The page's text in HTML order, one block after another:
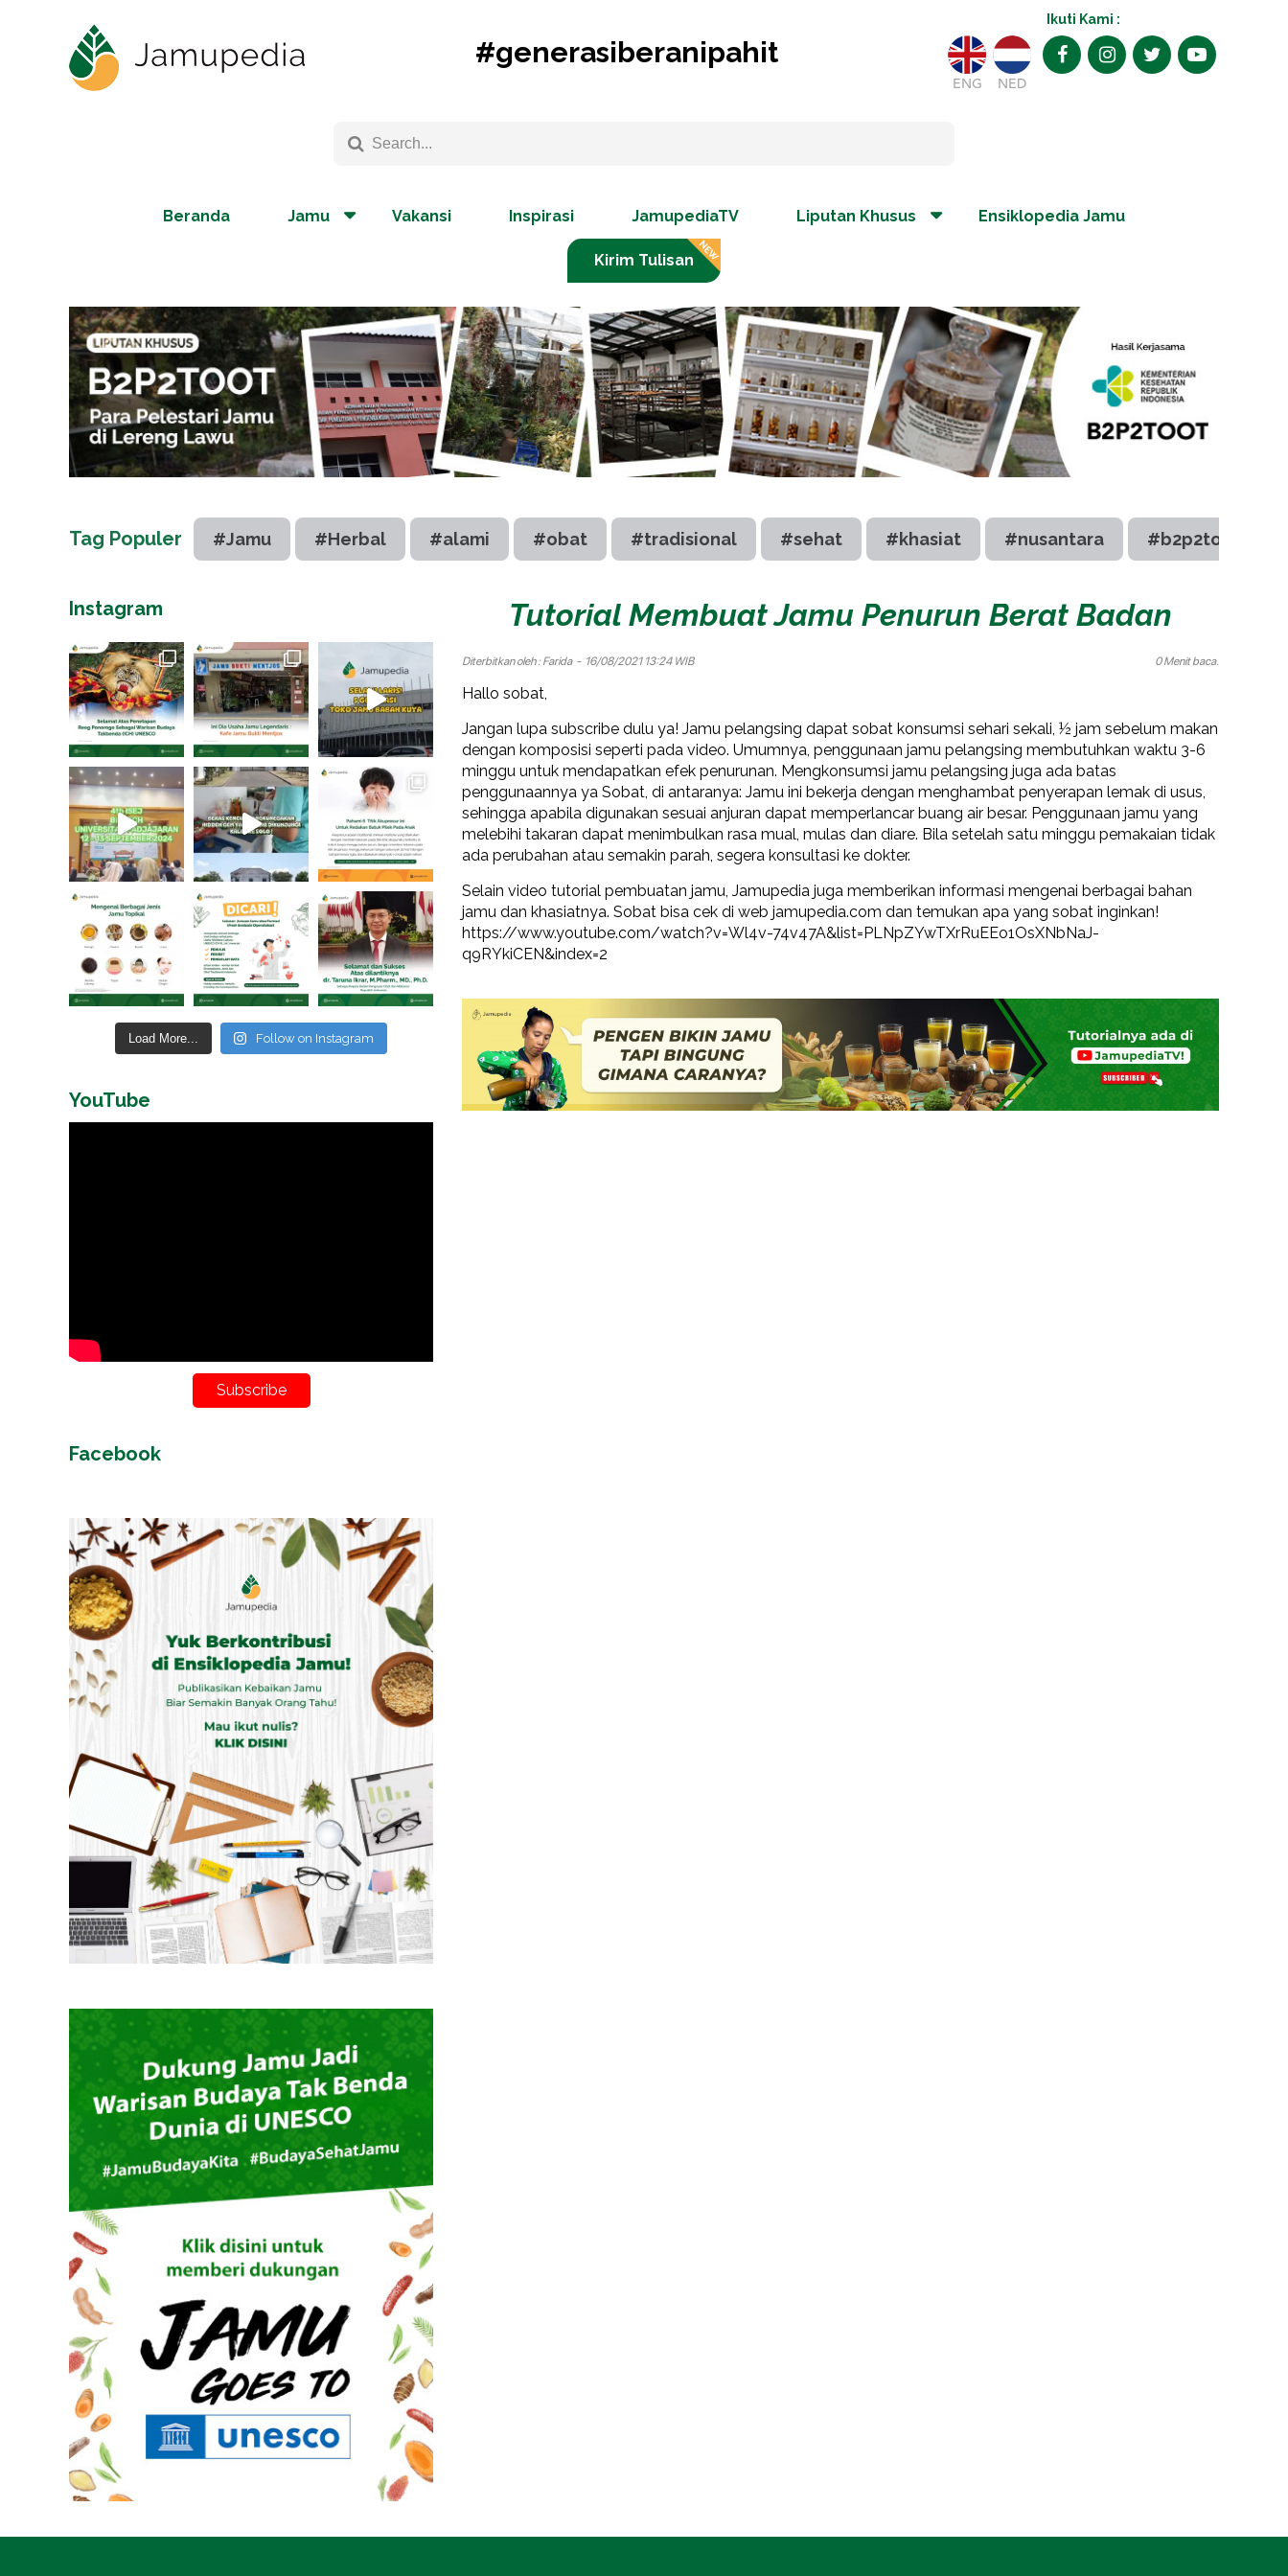
#generasiberanipahit
Ikuti Kami :
ENG NED
Beranda Jamu Vakansi Inspirasi JamupediaTV Liputan Khusus Ensiklopedia Jamu
Kirim Tulisan
Tag Populer #Jamu #Herbal #alami #obat #tradisional #sehat #khasiat #nusantara #b2p2toot
Tutorial Membuat Jamu Penurun Berat Badan
Diterbitkan oleh : Farida- 16/08/2021 13:24 WIB 0 Menit baca.
Hallo sobat,
Jangan lupa subscribe dulu ya! Jamu pelangsing dapat sobat konsumsi sehari sekali, ½ jam sebelum makan
dengan komposisi seperti pada video. Umumnya, penggunaan jamu pelangsing membutuhkan waktu 3-6
minggu untuk mendapatkan efek penurunan. Mengkonsumsi jamu pelangsing juga ada batas
penggunaannya ya Sobat, di antaranya: Jamu ini bekerja dengan menghambat penyerapan lemak di usus,
sehingga apabila digunakan sesuai anjuran dapat memperlancar buang air besar. Penggunaan jamu yang
melebihi takaran dapat menimbulkan rasa mual, mulas dan diare. Bila setelah satu minggu pemakaian tidak
ada perubahan atau semakin parah, segera konsultasi ke dokter.
Selain video tutorial pembuatan jamu, Jamupedia juga memberikan informasi mengenai berbagai bahan
jamu dan khasiatnya. Sobat bisa cek di web jamupedia.com dan temukan apa yang sobat inginkan!
https://www.youtube.com/watch?v=Wl4v-74v47A&list=PLNpZYwTXrRuEEo1OsXNbNaJ-
q9RYkiCEN&index=2
Instagram
Load More... Follow on Instagram
YouTube
Subscribe
Facebook